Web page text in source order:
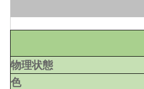
物理状態
色